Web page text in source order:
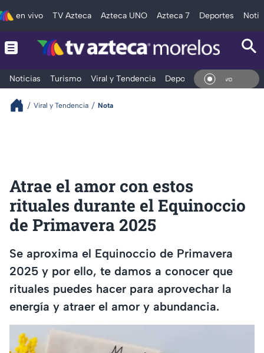
en vivo TV Azteca Azteca UNO Azteca 7 Deportes
Noticias Turismo Viral y Tendencia Deportes Espectáculos
En
Viral y Tendencia Nota
Atrae el amor con estos
rituales durante el Equinoccio
de Primavera 2025
Se aproxima el Equinoccio de Primavera
2025 y por ello, te damos a conocer que
rituales puedes hacer para aprovechar la
energía y atraer el amor y abundancia.